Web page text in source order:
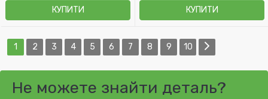
КУПИТИ КУПИТИ
1 2 3 4 5 6 7 8 9 10
Не можете знайти деталь?